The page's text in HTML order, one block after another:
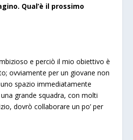
Qual’è il prossimo
e perciò il mio obiettivo è
ovviamente per un giovane non
spazio immediatamente
grande squadra, con molti
dovrò collaborare un po’ per